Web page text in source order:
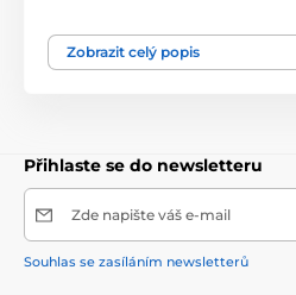
různé vzory, tvary, náramky
potom zažehlí přes žehlící
praktickém plastovém
Zobrazit celý popis
Přihlaste se do newsletteru
Zde napište váš e-mail
Souhlas se zasíláním newsletterů